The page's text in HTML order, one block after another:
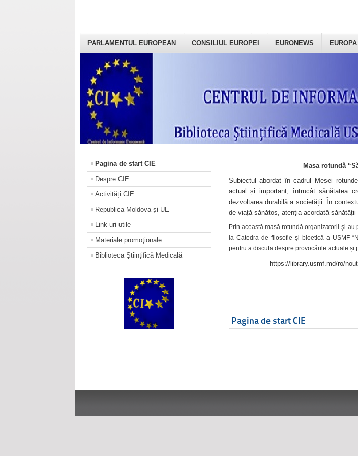
PARLAMENTUL EUROPEAN CONSILIUL EUROPEI EURONEWS
Pagina de start CIE
Despre CIE
Activități CIE
Republica Moldova și UE
Link-uri utile
Materiale promoţionale
Biblioteca Științifică Medicală
Masa rotundă
Subiectul abordat în cadrul Mesei
actual și important, întrucât sănătatea
dezvoltarea durabilă a societății. În
de viață sănătos, atenția acordată
Prin această masă rotundă organizatorii şi-
la Catedra de filosofie și bioetică a USMF
pentru a discuta despre provocările actuale
https://library.usmf.md/ro/
Pagina de start CIE